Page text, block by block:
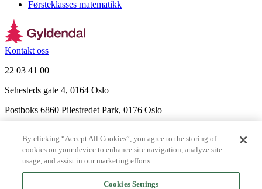
Førsteklasses matematikk
Kontakt oss
22 03 41 00
Sehesteds gate 4, 0164 Oslo
Postboks 6860 Pilestredet Park, 0176 Oslo
Nyhetsbrev
Ledige stillinger
Send inn manus
By clicking “Accept All Cookies”, you agree to the storing of
cookies on your device to enhance site navigation, analyze site
usage, and assist in our marketing efforts.
Cookies Settings